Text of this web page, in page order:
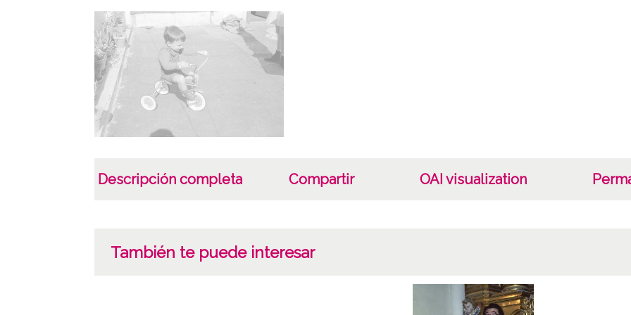
Descripción completa Compartir OAI visualization
También te puede interesar